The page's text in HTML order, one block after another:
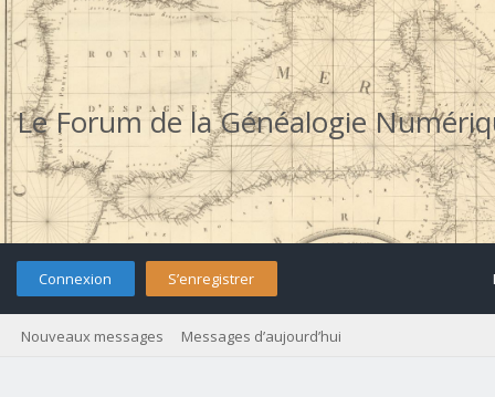
Le Forum de la Généalogie
Connexion S’enregistrer
Nouveaux messages Messages d’aujourd’hui